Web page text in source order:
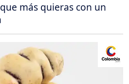
más quieras con un